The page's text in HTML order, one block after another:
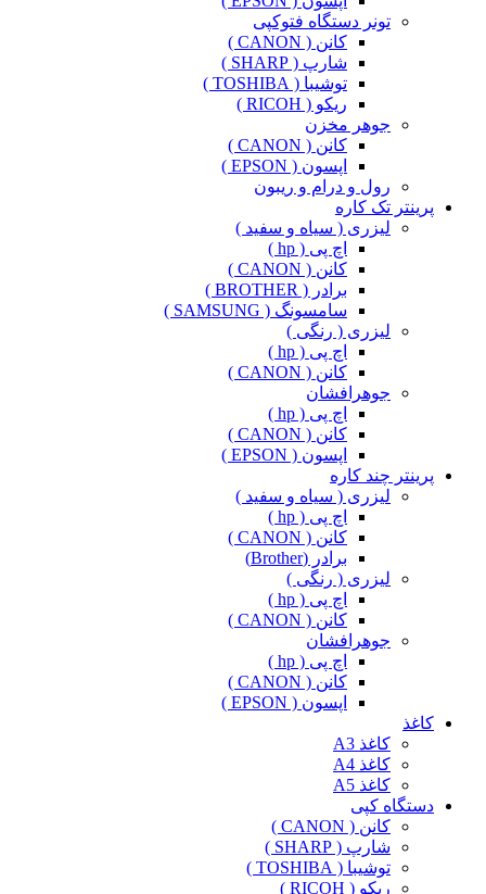
تونر دستگاه فتوکپی
کانن ( CANON )
شارپ ( SHARP )
توشیبا ( TOSHIBA )
ریکو ( RICOH )
جوهر مخزن
کانن ( CANON )
اپسون ( EPSON )
رول و درام و ریبون
پرینتر تک کاره
لیزری ( سیاه و سفید )
اچ پی ( hp )
کانن ( CANON )
برادر ( BROTHER )
سامسونگ ( SAMSUNG )
لیزری ( رنگی )
اچ پی ( hp )
کانن ( CANON )
جوهرافشان
اچ پی ( hp )
کانن ( CANON )
اپسون ( EPSON )
پرینتر چند کاره
لیزری ( سیاه و سفید )
اچ پی ( hp )
کانن ( CANON )
برادر (Brother)
لیزری ( رنگی )
اچ پی ( hp )
کانن ( CANON )
جوهرافشان
اچ پی ( hp )
کانن ( CANON )
اپسون ( EPSON )
کاغذ
کاغذ A3
کاغذ A4
کاغذ A5
دستگاه کپی
کانن ( CANON )
شارپ ( SHARP )
توشیبا ( TOSHIBA )
ریکو ( RICOH )